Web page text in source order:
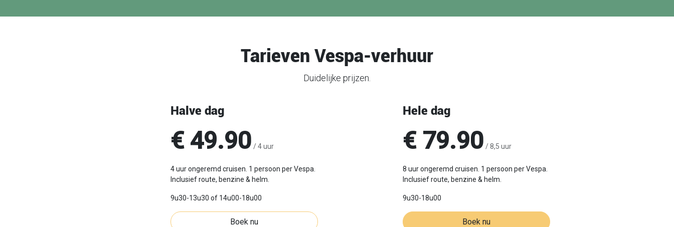
Tarieven Vespa-verhuur
Duidelijke prijzen.
Hele dag
€ 79.90 / 8,5 uur
8 uur ongeremd cruisen. 1 persoon per Vespa.
Inclusief route, benzine & helm.
9u30-18u00
Boek nu
Halve dag
€ 49.90 / 4 uur
4 uur ongeremd cruisen. 1 persoon per Vespa.
Inclusief route, benzine & helm.
9u30-13u30 of 14u00-18u00
Boek nu